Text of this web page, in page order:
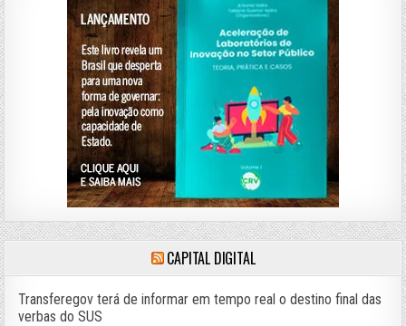
CAPITAL DIGITAL
Transferegov terá de informar em tempo real o destino final das
verbas do SUS